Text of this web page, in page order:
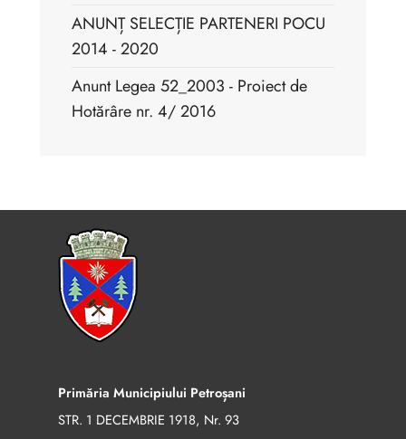
ANUNȚ SELECȚIE PARTENERI POCU
2014 - 2020
Anunt Legea 52_2003 - Proiect de
Hotărâre nr. 4/ 2016
Primăria Municipiului Petroșani
STR. 1 DECEMBRIE 1918, Nr. 93